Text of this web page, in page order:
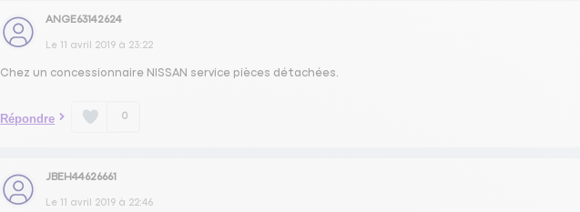
ANGE63142624
Le 11 avril 2019 à 23:22
Chez un concessionnaire NISSAN service pièces détachées.
Répondre 0
JBEH44626661
Le 11 avril 2019 à 22:46